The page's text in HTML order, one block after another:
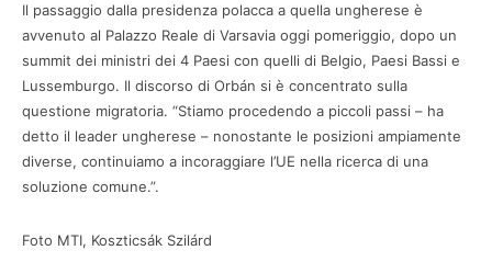
Il passaggio dalla presidenza polacca a quella ungherese è
avvenuto al Palazzo Reale di Varsavia oggi pomeriggio, dopo un
summit dei ministri dei 4 Paesi con quelli di Belgio, Paesi Bassi e
Lussemburgo. Il discorso di Orbán si è concentrato sulla
questione migratoria. “Stiamo procedendo a piccoli passi – ha
detto il leader ungherese – nonostante le posizioni ampiamente
diverse, continuiamo a incoraggiare l’UE nella ricerca di una
soluzione comune.”.
Foto MTI, Koszticsák Szilárd